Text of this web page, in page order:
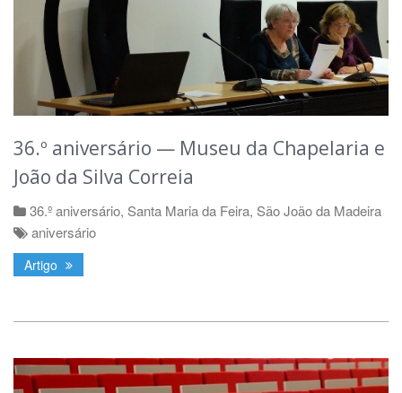
36.º aniversário — Museu da Chapelaria e
João da Silva Correia
36.º aniversário, Santa Maria da Feira, São João da Madeira
aniversário
Artigo